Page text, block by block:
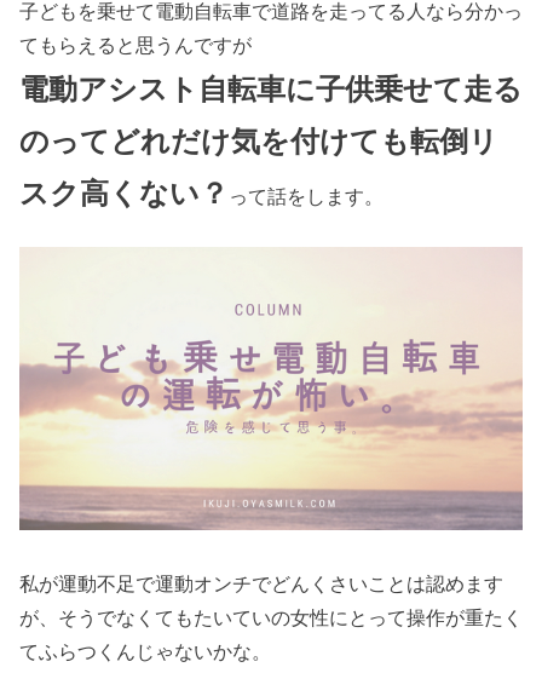
子どもを乗せて電動自転車で道路を走ってる人なら分かっ
てもらえると思うんですが
電動アシスト自転車に子供乗せて走る
のってどれだけ気を付けても転倒リ
スク高くない？ って話をします。
私が運動不足で運動オンチでどんくさいことは認めます
が、そうでなくてもたいていの女性にとって操作が重たく
てふらつくんじゃないかな。